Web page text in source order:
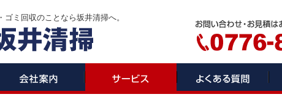
ミ回収のことなら坂井清掃へ。